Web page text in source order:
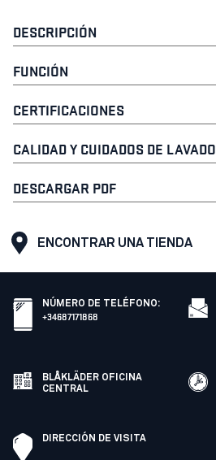
DESCRIPCIÓN
FUNCIÓN
CERTIFICACIONES
CALIDAD Y CUIDADOS DE LAVADO
DESCARGAR PDF
ENCONTRAR UNA TIENDA
NÚMERO DE TELÉFONO:
+34687171868
BLÅKLÄDER OFICINA
CENTRAL
DIRECCIÓN DE VISITA